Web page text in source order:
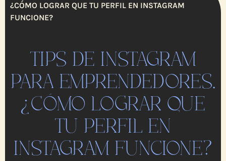
¿CÓMO LOGRAR QUE TU PERFIL EN INSTAGRAM
FUNCIONE?
TIPS DE INSTAGRAM
PARA EMPRENDEDORES.
¿CÓMO LOGRAR QUE
TU PERFIL EN
INSTAGRAM FUNCIONE?